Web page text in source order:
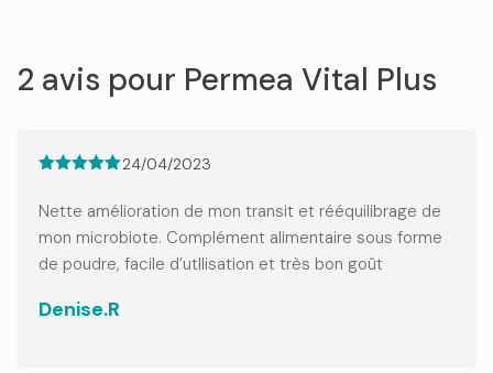
2 avis pour Permea Vital Plus
24/04/2023
Nette amélioration de mon transit et rééquilibrage de
mon microbiote. Complément alimentaire sous forme
de poudre, facile d’utIlisation et très bon goût
Denise.R